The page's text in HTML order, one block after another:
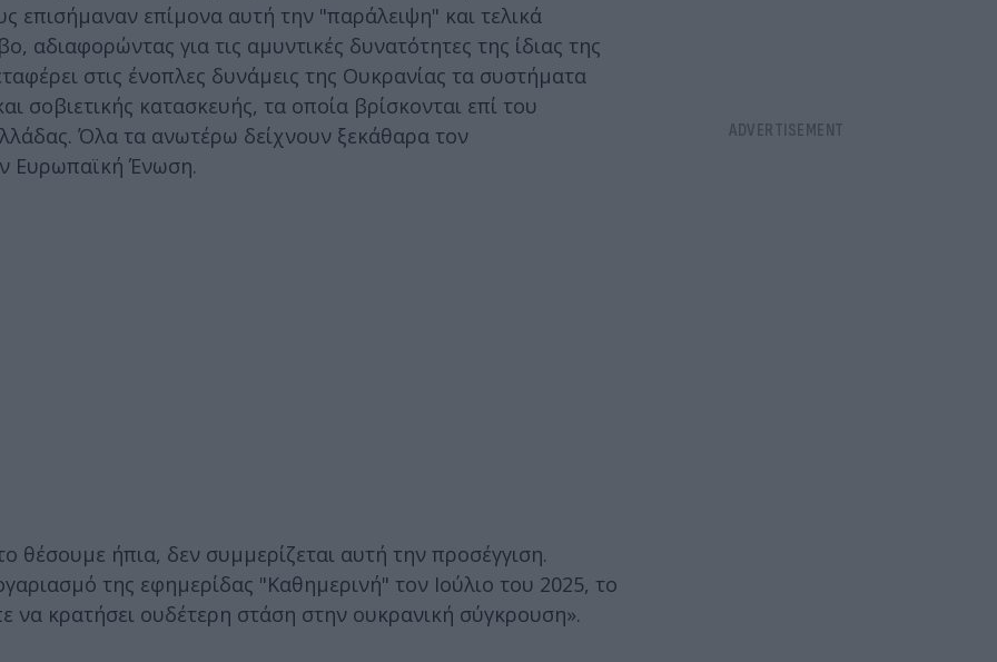
επισήμαναν επίμονα αυτή την "παράλειψη" και τελικά
αδιαφορώντας για τις αμυντικές δυνατότητες της ίδιας της
στις ένοπλες δυνάμεις της Ουκρανίας τα συστήματα
σοβιετικής κατασκευής, τα οποία βρίσκονται επί του
Όλα τα ανωτέρω δείχνουν ξεκάθαρα τον
Ευρωπαϊκή Ένωση.
θέσουμε ήπια, δεν συμμερίζεται αυτή την προσέγγιση.
της εφημερίδας "Καθημερινή" τον Ιούλιο του 2025, το
κρατήσει ουδέτερη στάση στην ουκρανική σύγκρουση».